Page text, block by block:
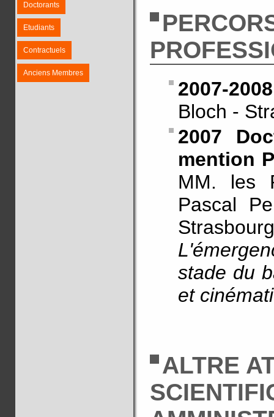
Doctorants
Etudiants
Contractuels
Anciens Membres
2007-
Bloch -
2007
mention
MM. les
Pascal
stade du
et
ALTRE